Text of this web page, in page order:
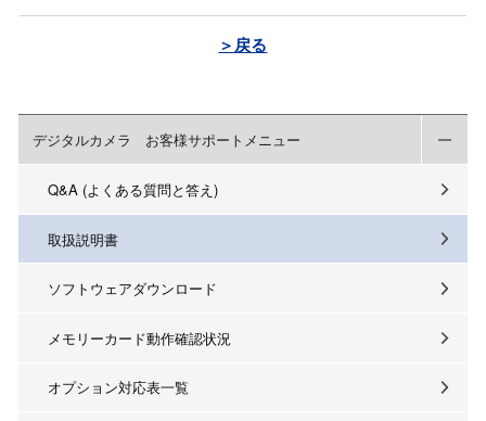
＞戻る
デジタルカメラ お客様サポートメニュー
Q&A (よくある質問と答え)
取扱説明書
ソフトウェアダウンロード
メモリーカード動作確認状況
オプション対応表一覧